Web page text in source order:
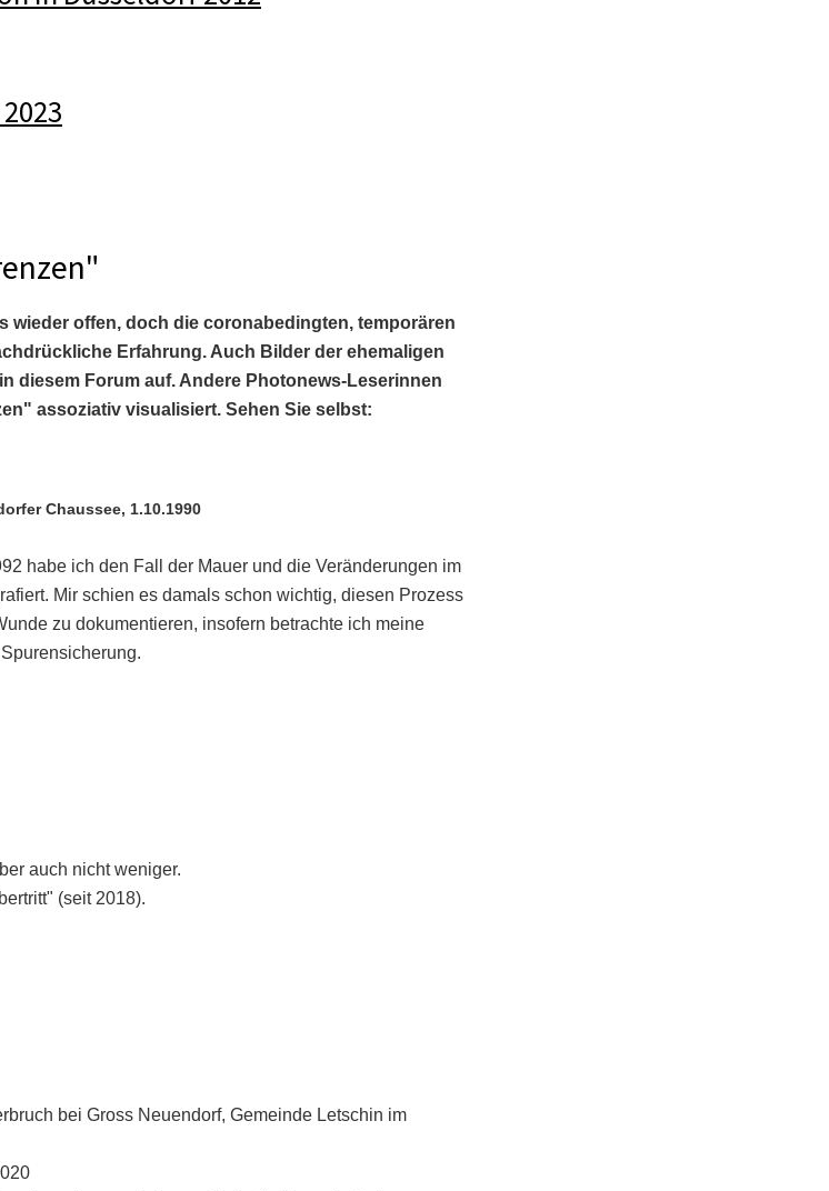
wieder offen, doch die coronabedingten, temporären
Erfahrung. Auch Bilder der ehemaligen
diesem Forum auf. Andere Photonews-Leserinnen
assoziativ visualisiert. Sehen Sie selbst:
Chaussee, 1.10.1990
habe ich den Fall der Mauer und die Veränderungen im
Mir schien es damals schon wichtig, diesen Prozess
zu dokumentieren, insofern betrachte ich meine
auch nicht weniger.
(seit 2018).
bei Gross Neuendorf, Gemeinde Letschin im